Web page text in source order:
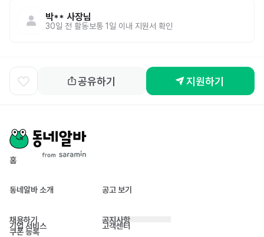
박** 사장님
30일 전 활동보통 1일 이내 지원서 확인
공유하기 지원하기
홈
동네알바 소개 공고 보기
채용하기
기업 서비스
쿠폰 등록
공지사항
고객센터